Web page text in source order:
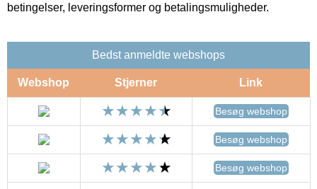
betingelser, leveringsformer og betalingsmuligheder.
Bedst anmeldte webshops
Webshop Stjerner Link
Besøg webshop
Besøg webshop
Besøg webshop